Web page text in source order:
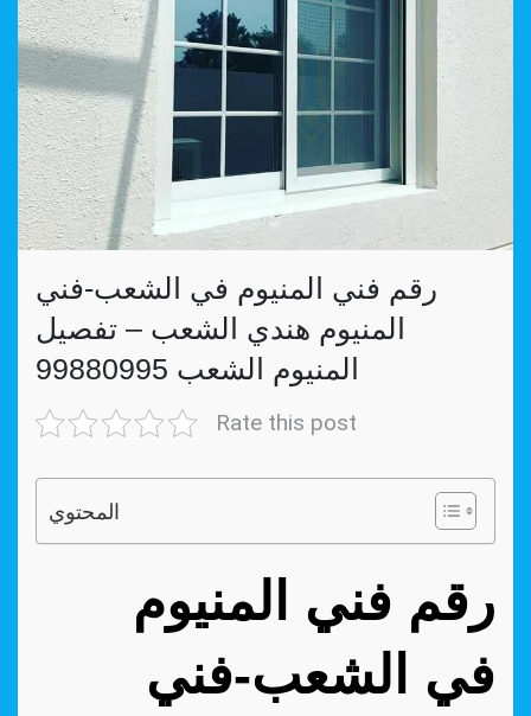
رقم فني المنيوم في الشعب-فني
المنيوم هندي الشعب – تفصيل
المنيوم الشعب 99880995
Rate this post
المحتوي
في الشعب-فني